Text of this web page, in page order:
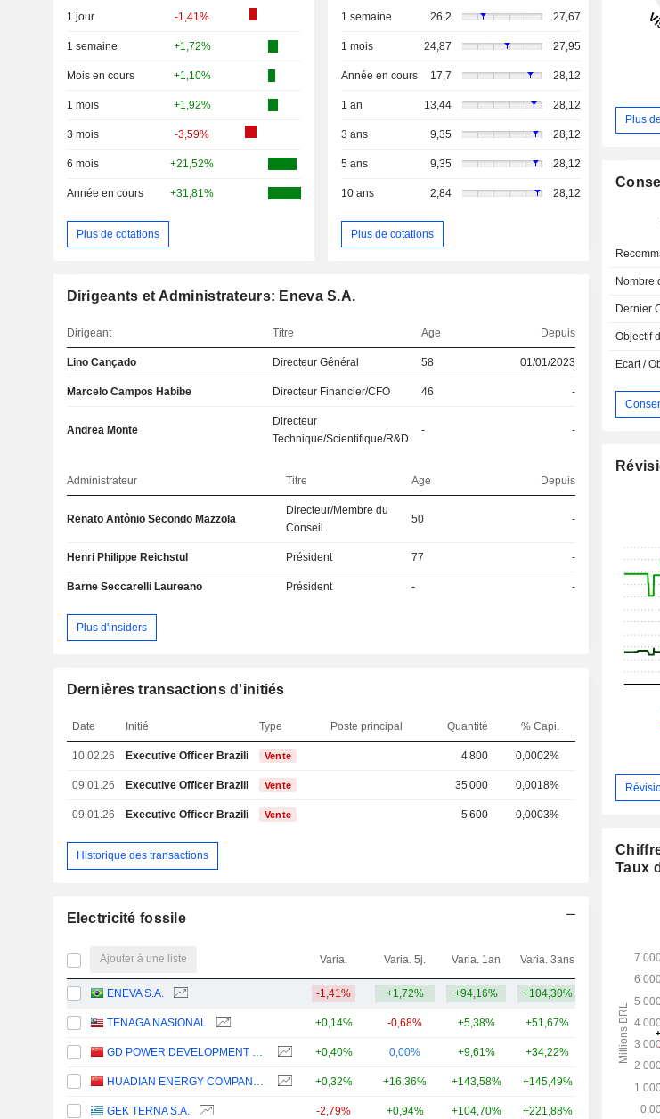
1 jour -1,41%
1 semaine +1,72%
Mois en cours +1,10%
1 mois +1,92%
3 mois -3,59%
6 mois +21,52%
Année en cours +31,81%
Plus de cotations
1 semaine 26,2 27,67
1 mois 24,87 27,95
Année en cours 17,7 28,12
1 an 13,44 28,12
3 ans 9,35 28,12
5 ans 9,35 28,12
10 ans 2,84 28,12
Plus de cotations
Dirigeants et Administrateurs: Eneva S.A.
Dirigeant Titre Age Depuis
Lino Cançado Directeur Général 58 01/01/2023
Marcelo Campos Habibe Directeur Financier/CFO 46 -
Andrea Monte
Directeur
Technique/Scientifique/R&D
- -
Administrateur Titre Age Depuis
Renato Antônio Secondo Mazzola
Directeur/Membre du
Conseil
50 -
Henri Philippe Reichstul Président 77 -
Barne Seccarelli Laureano Président - -
Plus d'insiders
Dernières transactions d'initiés
Date Initié Type Poste principal Quantité % Capi.
10.02.26 Executive Officer Brazilian Vente 4 800 0,0002%
09.01.26 Executive Officer Brazilian Vente 35 000 0,0018%
09.01.26 Executive Officer Brazilian Vente 5 600 0,0003%
Historique des transactions
Electricité fossile
Ajouter à une liste Varia. Varia. 5j. Varia. 1an Varia. 3ans Capi.($)
ENEVA S.A. -1,41% +1,72% +94,16% +104,30%
TENAGA NASIONAL +0,14% -0,68% +5,38% +51,67% 20,88 Md
+0,40% 0,00% +9,61% +34,22% 13,21 Md
+0,32% +16,36% +143,58% +145,49% 7 Md
GEK TERNA S.A. -2,79% +0,94% +104,70% +221,88% 6,28 Md
Plus
Nombre
Dernier
Objectif
Ecart /
Taux